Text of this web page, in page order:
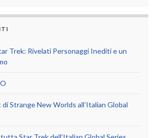
Trek: Rivelati Personaggi Inediti e un
Strange New Worlds all’Italian Global